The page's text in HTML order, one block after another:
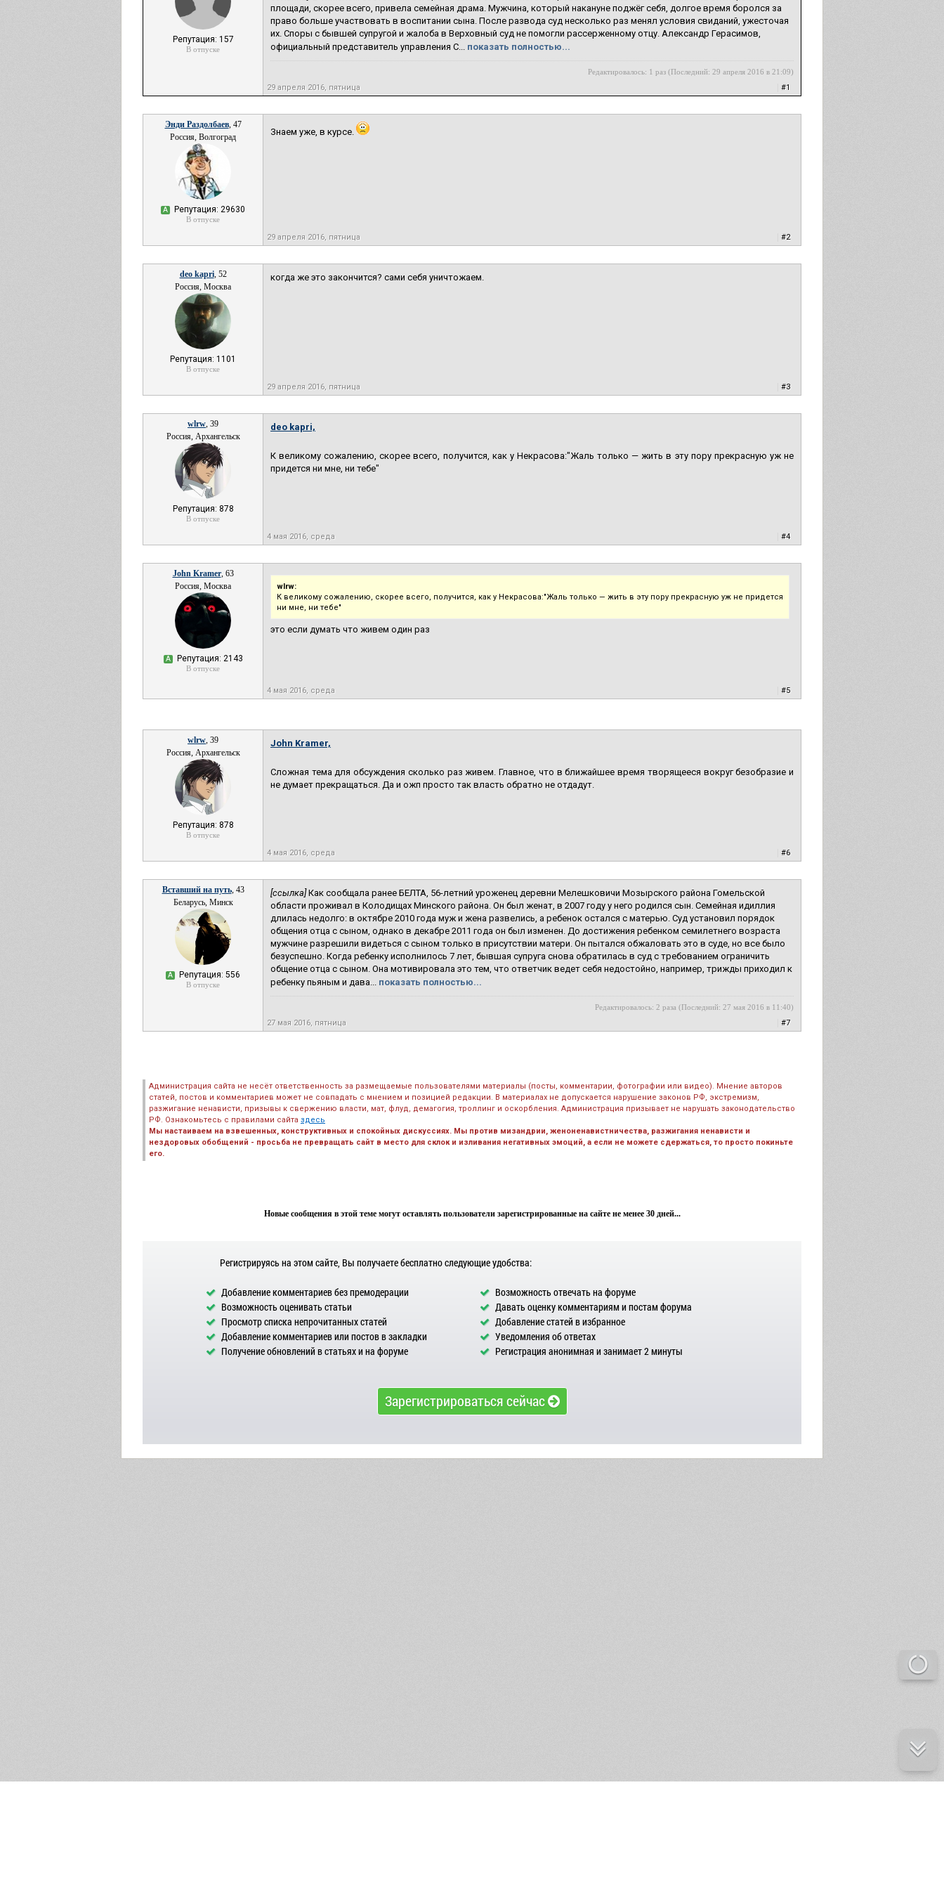
Репутация: 157
В отпуске
площади, скорее всего, привела семейная драма. Мужчина, который накануне поджёг себя, долгое время боролся за
право больше участвовать в воспитании сына. После развода суд несколько раз менял условия свиданий, ужесточая
их. Споры с бывшей супругой и жалоба в Верховный суд не помогли рассерженному отцу. Александр Герасимов,
официальный представитель управления С... показать полностью...
Редактировалось: 1 раз (Последний: 29 апреля 2016 в 21:09)
29 апреля 2016, пятница #1
Энди Раздолбаев, 47
Россия, Волгоград
А Репутация: 29630
В отпуске
Знаем уже, в курсе.
29 апреля 2016, пятница #2
deo kapri, 52
Россия, Москва
Репутация: 1101
В отпуске
когда же это закончится? сами себя уничтожаем.
29 апреля 2016, пятница #3
wlrw, 39
Россия, Архангельск
Репутация: 878
В отпуске
deo kapri,
К великому сожалению, скорее всего, получится, как у Некрасова:"Жаль только — жить в эту пору прекрасную уж не
придется ни мне, ни тебе"
4 мая 2016, среда #4
John Kramer, 63
Россия, Москва
А Репутация: 2143
В отпуске
wlrw:
К великому сожалению, скорее всего, получится, как у Некрасова:"Жаль только — жить в эту пору прекрасную уж не придется
ни мне, ни тебе"
это если думать что живем один раз
4 мая 2016, среда #5
wlrw, 39
Россия, Архангельск
Репутация: 878
В отпуске
John Kramer,
Сложная тема для обсуждения сколько раз живем. Главное, что в ближайшее время творящееся вокруг безобразие и
не думает прекращаться. Да и ожп просто так власть обратно не отдадут.
4 мая 2016, среда #6
Вставший на путь, 43
Беларусь, Минск
А Репутация: 556
В отпуске
[ссылка]Как сообщала ранее БЕЛТА, 56-летний уроженец деревни Мелешковичи Мозырского района Гомельской
области проживал в Колодищах Минского района. Он был женат, в 2007 году у него родился сын. Семейная идиллия
длилась недолго: в октябре 2010 года муж и жена развелись, а ребенок остался с матерью. Суд установил порядок
общения отца с сыном, однако в декабре 2011 года он был изменен. До достижения ребенком семилетнего возраста
мужчине разрешили видеться с сыном только в присутствии матери. Он пытался обжаловать это в суде, но все было
безуспешно. Когда ребенку исполнилось 7 лет, бывшая супруга снова обратилась в суд с требованием ограничить
общение отца с сыном. Она мотивировала это тем, что ответчик ведет себя недостойно, например, трижды приходил к
ребенку пьяным и дава... показать полностью...
Редактировалось: 2 раза (Последний: 27 мая 2016 в 11:40)
27 мая 2016, пятница #7
Администрация сайта не несёт ответственность за размещаемые пользователями материалы (посты, комментарии, фотографии или видео). Мнение авторов
статей, постов и комментариев может не совпадать с мнением и позицией редакции. В материалах не допускается нарушение законов РФ, экстремизм,
разжигание ненависти, призывы к свержению власти, мат, флуд, демагогия, троллинг и оскорбления. Администрация призывает не нарушать законодательство
РФ. Ознакомьтесь с правилами сайта здесь
Мы настаиваем на взвешенных, конструктивных и спокойных дискуссиях. Мы против мизандрии, женоненавистничества, разжигания ненависти и
нездоровых обобщений - просьба не превращать сайт в место для склок и изливания негативных эмоций, а если не можете сдержаться, то просто покиньте
его.
Новые сообщения в этой теме могут оставлять пользователи зарегистрированные на сайте не менее 30 дней...
Регистрируясь на этом сайте, Вы получаете бесплатно следующие удобства:
Добавление комментариев без премодерации
Возможность отвечать на форуме
Возможность оценивать статьи
Давать оценку комментариям и постам форума
Просмотр списка непрочитанных статей
Добавление статей в избранное
Добавление комментариев или постов в закладки
Уведомления об ответах
Получение обновлений в статьях и на форуме
Регистрация анонимная и занимает 2 минуты
Зарегистрироваться сейчас